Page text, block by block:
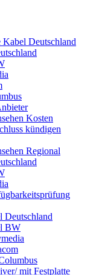
Kabel Deutschland
Kosten
kündigen
Regional
Deutschland
BW
mit Festplatte